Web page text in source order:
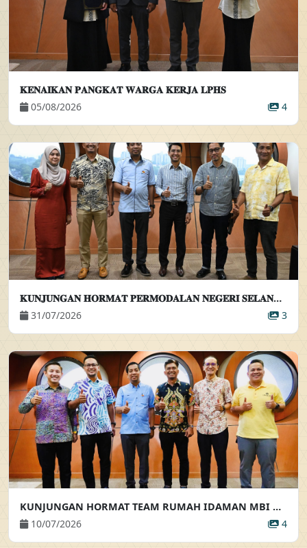
𝐊𝐄𝐍𝐀𝐈𝐊𝐀𝐍 𝐏𝐀𝐍𝐆𝐊𝐀𝐓 𝐖𝐀𝐑𝐆𝐀 𝐊𝐄𝐑𝐉𝐀 𝐋𝐏𝐇𝐒
05/08/2026
4
𝐊𝐔𝐍𝐉𝐔𝐍𝐆𝐀𝐍 𝐇𝐎𝐑𝐌𝐀𝐓 𝐏𝐄𝐑𝐌𝐎𝐃𝐀𝐋𝐀𝐍 𝐍𝐄𝐆𝐄𝐑𝐈 𝐒𝐄𝐋𝐀𝐍𝐆𝐎𝐑 𝐁𝐄𝐑𝐇𝐀𝐃 𝐊𝐄𝐏𝐀𝐃𝐀 𝐏𝐄𝐌𝐀𝐍𝐆𝐊𝐔 𝐏𝐄𝐍𝐆𝐀𝐑𝐀𝐇 𝐄𝐊𝐒𝐄𝐊𝐔𝐓𝐈𝐅
31/07/2026
3
KUNJUNGAN HORMAT TEAM RUMAH IDAMAN MBI KE ATAS PEMANGKU PENGARAH EKSEKUTIF
10/07/2026
4